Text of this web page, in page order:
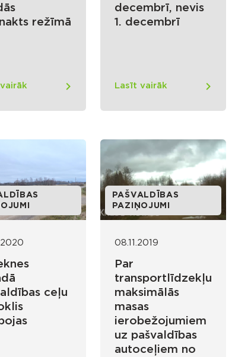
režīmā
decembrī, nevis
1. decembrī
Lasīt vairāk
ceļu
PAŠVALDĪBAS
PAZIŅOJUMI
08.11.2019
Par
transportlīdzekļu
maksimālās
masas
ierobežojumiem
uz pašvaldības
autoceļiem no